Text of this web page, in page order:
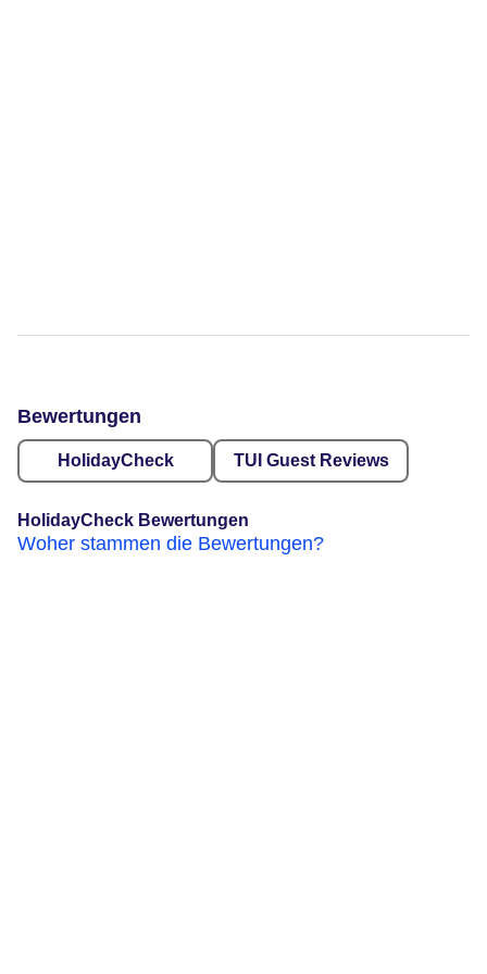
Bewertungen
HolidayCheck TUI Guest Reviews
HolidayCheck Bewertungen
Woher stammen die Bewertungen?